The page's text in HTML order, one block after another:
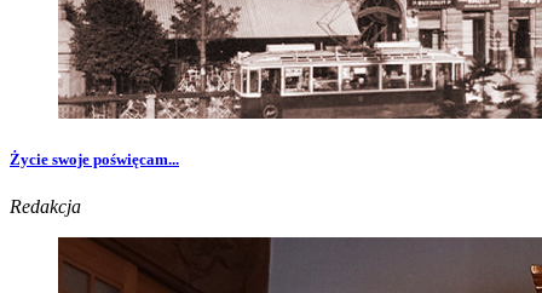
Życie swoje poświęcam...
Redakcja